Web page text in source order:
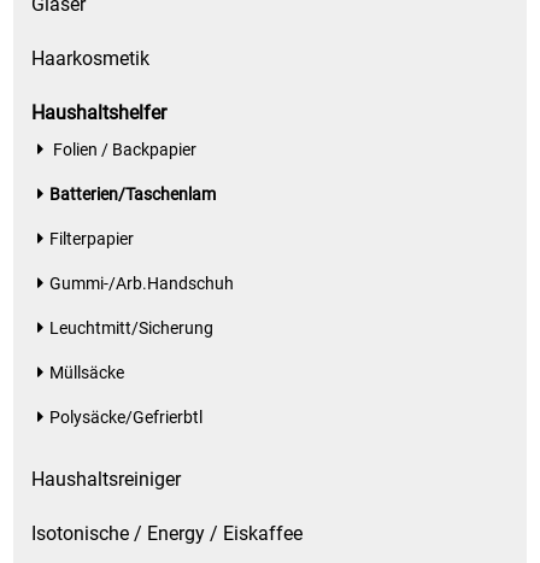
Schinken
Schokolade
Schreibwaren / Büroartikel / Kleber
Sekt / Champagner / Frizzante
Sirupe
Speck / Rohschinken
Spezialreiniger
Haarkosmetik
Haushaltshelfer
Folien / Backpapier
Batterien/Taschenlam
Filterpapier
Gummi-/Arb.Handschuh
Leuchtmitt/Sicherung
Müllsäcke
Polysäcke/Gefrierbtl
Haushaltsreiniger
Isotonische / Energy / Eiskaffee